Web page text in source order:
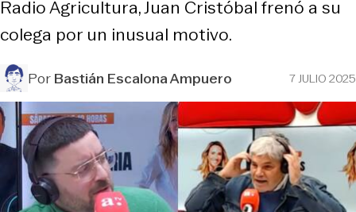
Radio Agricultura, Juan Cristóbal frenó a su
colega por un inusual motivo.
PorBastián Escalona Ampuero 7 JULIO 2025